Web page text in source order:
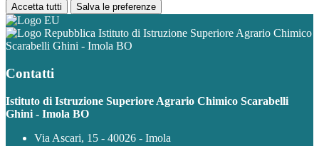
Accetta tutti Salva le preferenze
Istituto di Istruzione Superiore Agrario Chimico
Scarabelli Ghini - Imola BO
Contatti
Istituto di Istruzione Superiore Agrario Chimico Scarabelli
Ghini - Imola BO
Via Ascari, 15 - 40026 - Imola